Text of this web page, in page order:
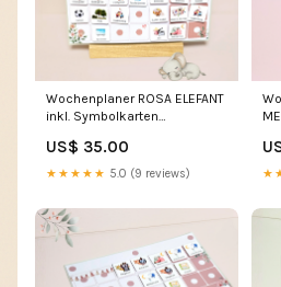
Wochenplaner ROSA ELEFANT
inkl. Symbolkarten
US$ 35.00
★★★★★ 5.0 (9 reviews)